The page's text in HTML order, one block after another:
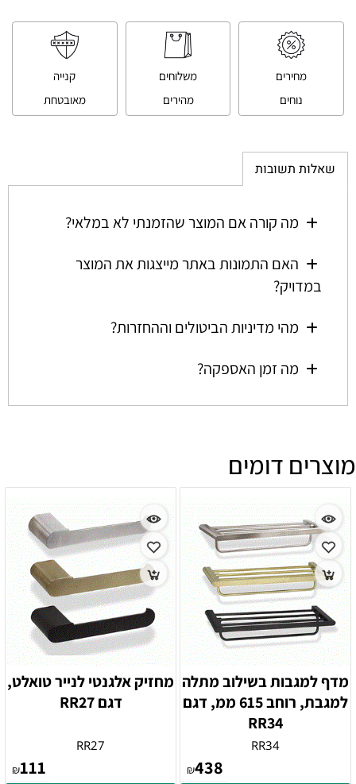
מחירים
נוחים
משלוחים
מהירים
קנייה
מאובטחת
שאלות תשובות
מה קורה אם המוצר שהזמנתי לא במלאי?
האם התמונות באתר מייצגות את המוצר
במדויק?
מהי מדיניות הביטולים וההחזרות?
מה זמן האספקה?
מוצרים דומים
מדף למגבות בשילוב מתלה
למגבת, רוחב 615 ממ, דגם
RR34
RR34
₪438
מחזיק אלגנטי לנייר טואלט,
דגם RR27
RR27
₪111